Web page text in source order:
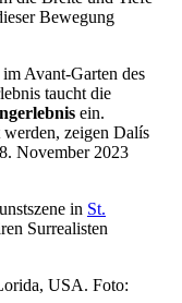
Bewegung
Avant-Garten des
taucht die
ein.
zeigen Dalís
November 2023
in St.
Surrealisten